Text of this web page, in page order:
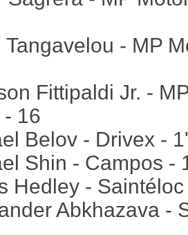
Tangavelou - MP
Fittipaldi Jr. -
16
Belov - Drivex -
Shin - Campos -
Hedley -
Abkhazava -